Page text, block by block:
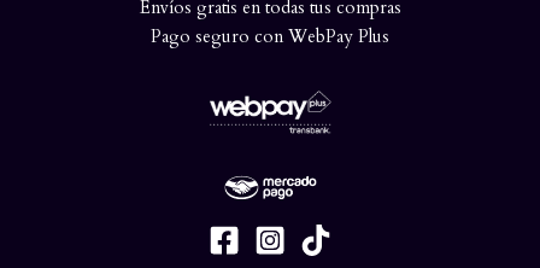
Envíos gratis en todas tus compras
Pago seguro con WebPay Plus